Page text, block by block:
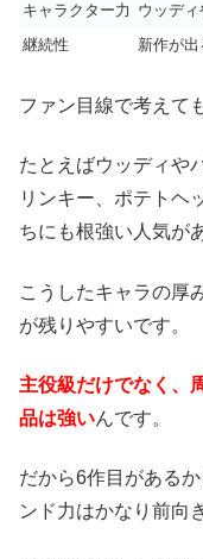
キャラクター力 ウッディ
継続性
新作が出
ファン目線で考えて
たとえばウッディや
リンキー、ポテトヘ
ちにも根強い人気が
こうしたキャラの厚
が残りやすいです。
主役級だけでなく、
品は強いんです。
だから6作目がある
ンド力はかなり前向